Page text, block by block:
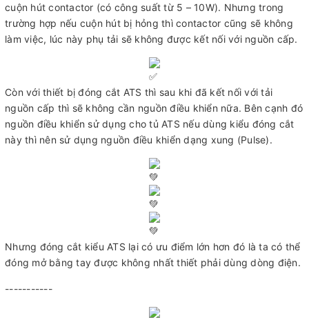
cuộn hút contactor (có công suất từ 5 – 10W). Nhưng trong
trường hợp nếu cuộn hút bị hỏng thì contactor cũng sẽ không
làm việc, lúc này phụ tải sẽ không được kết nối với nguồn cấp.
Còn với thiết bị đóng cắt ATS thì sau khi đã kết nối với tải
nguồn cấp thì sẽ không cần nguồn điều khiển nữa. Bên cạnh đó
nguồn điều khiển sử dụng cho tủ ATS nếu dùng kiểu đóng cắt
này thì nên sử dụng nguồn điều khiển dạng xung (Pulse).
Nhưng đóng cắt kiểu ATS lại có ưu điểm lớn hơn đó là ta có thể
đóng mở bằng tay được không nhất thiết phải dùng dòng điện.
-----------